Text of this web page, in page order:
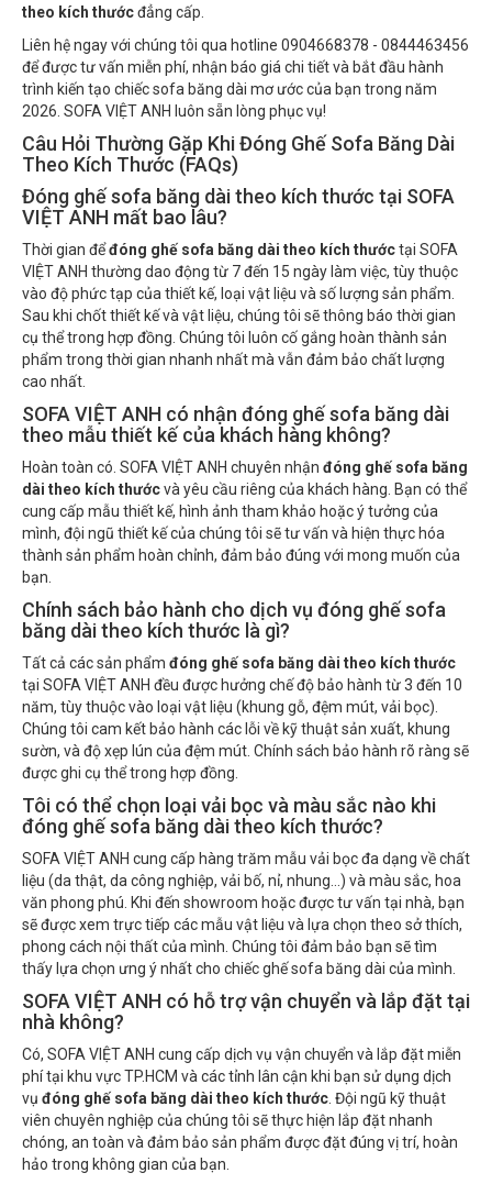
theo kích thướcđẳng cấp.
Liên hệ ngay với chúng tôi qua hotline 0904668378 - 0844463456
để được tư vấn miễn phí, nhận báo giá chi tiết và bắt đầu hành
trình kiến tạo chiếc sofa băng dài mơ ước của bạn trong năm
2026. SOFA VIỆT ANH luôn sẵn lòng phục vụ!
Câu Hỏi Thường Gặp Khi Đóng Ghế Sofa Băng Dài
Theo Kích Thước (FAQs)
Đóng ghế sofa băng dài theo kích thước tại SOFA
VIỆT ANH mất bao lâu?
Thời gian đểđóng ghế sofa băng dài theo kích thướctại SOFA
VIỆT ANH thường dao động từ 7 đến 15 ngày làm việc, tùy thuộc
vào độ phức tạp của thiết kế, loại vật liệu và số lượng sản phẩm.
Sau khi chốt thiết kế và vật liệu, chúng tôi sẽ thông báo thời gian
cụ thể trong hợp đồng. Chúng tôi luôn cố gắng hoàn thành sản
phẩm trong thời gian nhanh nhất mà vẫn đảm bảo chất lượng
cao nhất.
SOFA VIỆT ANH có nhận đóng ghế sofa băng dài
theo mẫu thiết kế của khách hàng không?
Hoàn toàn có. SOFA VIỆT ANH chuyên nhận đóng ghế sofa băng
dài theo kích thướcvà yêu cầu riêng của khách hàng. Bạn có thể
cung cấp mẫu thiết kế, hình ảnh tham khảo hoặc ý tưởng của
mình, đội ngũ thiết kế của chúng tôi sẽ tư vấn và hiện thực hóa
thành sản phẩm hoàn chỉnh, đảm bảo đúng với mong muốn của
bạn.
Chính sách bảo hành cho dịch vụ đóng ghế sofa
băng dài theo kích thước là gì?
Tất cả các sản phẩm đóng ghế sofa băng dài theo kích thước
tại SOFA VIỆT ANH đều được hưởng chế độ bảo hành từ 3 đến 10
năm, tùy thuộc vào loại vật liệu (khung gỗ, đệm mút, vải bọc).
Chúng tôi cam kết bảo hành các lỗi về kỹ thuật sản xuất, khung
sườn, và độ xẹp lún của đệm mút. Chính sách bảo hành rõ ràng sẽ
được ghi cụ thể trong hợp đồng.
Tôi có thể chọn loại vải bọc và màu sắc nào khi
đóng ghế sofa băng dài theo kích thước?
SOFA VIỆT ANH cung cấp hàng trăm mẫu vải bọc đa dạng về chất
liệu (da thật, da công nghiệp, vải bố, nỉ, nhung...) và màu sắc, hoa
văn phong phú. Khi đến showroom hoặc được tư vấn tại nhà, bạn
sẽ được xem trực tiếp các mẫu vật liệu và lựa chọn theo sở thích,
phong cách nội thất của mình. Chúng tôi đảm bảo bạn sẽ tìm
thấy lựa chọn ưng ý nhất cho chiếc ghế sofa băng dài của mình.
SOFA VIỆT ANH có hỗ trợ vận chuyển và lắp đặt tại
nhà không?
Có, SOFA VIỆT ANH cung cấp dịch vụ vận chuyển và lắp đặt miễn
phí tại khu vực TP.HCM và các tỉnh lân cận khi bạn sử dụng dịch
vụ đóng ghế sofa băng dài theo kích thước . Đội ngũ kỹ thuật
viên chuyên nghiệp của chúng tôi sẽ thực hiện lắp đặt nhanh
chóng, an toàn và đảm bảo sản phẩm được đặt đúng vị trí, hoàn
hảo trong không gian của bạn.